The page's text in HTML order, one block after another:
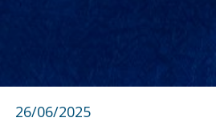
26/06/2025